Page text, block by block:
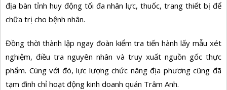
địa bàn tỉnh huy động tối đa nhân lực, thuốc, trang thiết bị để
chữa trị cho bệnh nhân.
Đồng thời thành lập ngay đoàn kiểm tra tiến hành lấy mẫu xét
nghiệm, điều tra nguyên nhân và truy xuất nguồn gốc thực
phẩm. Cùng với đó, lực lượng chức năng địa phương cũng đã
tạm đình chỉ hoạt động kinh doanh quán Trâm Anh.